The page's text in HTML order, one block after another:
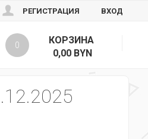
РЕГИСТРАЦИЯ ВХОД
0
КОРЗИНА
0,00 BYN